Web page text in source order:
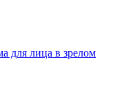
для лица в зрелом